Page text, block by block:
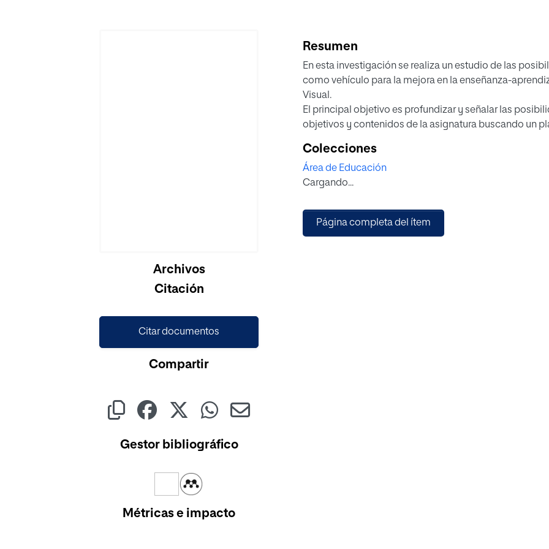
Archivos
Citación
Citar documentos
Compartir
Gestor bibliográfico
Métricas e impacto
Resumen
En esta investigación se realiza un estudio de las
como vehículo para la mejora en la enseñanza-
Visual.
El principal objetivo es profundizar y señalar las
objetivos y contenidos de la asignatura buscando un
riqueza contenida en los principios de la animación,
desarrollo de las inteligencias múltiples en el aula y su
además propuestas metodológicas para la enseñanza
Con las conclusiones obtenidas se diseña una
Educación Secundaria Obligatoria que propone un
Colecciones
Área de Educación
Cargando...
Página completa del ítem